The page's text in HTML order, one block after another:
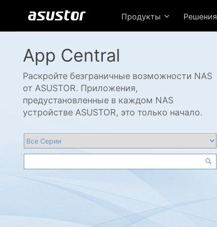
Продукты Решения
App Central
Раскройте безграничные возможности NAS
от ASUSTOR. Приложения,
предустановленные в каждом NAS
устройстве ASUSTOR, это только начало.